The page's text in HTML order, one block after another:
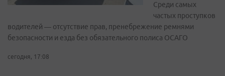
Среди самых
частых проступков
водителей — отсутствие прав, пренебрежение ремнями
безопасности и езда без обязательного полиса ОСАГО
сегодня, 17:08